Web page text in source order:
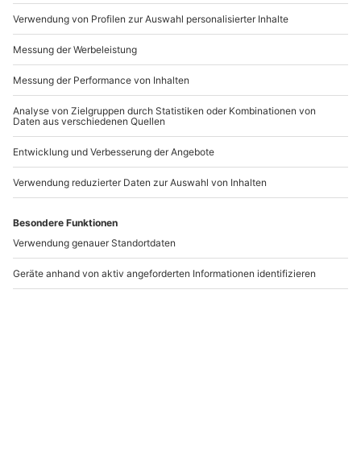
Artikelnummer: 48451
Andere Produkte entdecken
Ballonfahren Cham
2 (2 Nächte)